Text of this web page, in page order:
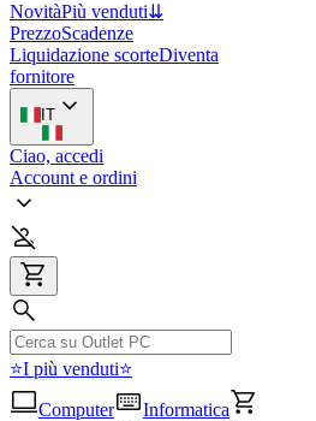
NovitàPiù venduti⇊
PrezzoScadenze
Liquidazione scorteDiventa
fornitore
IT
Ciao, accedi
Account e ordini
⭐I più venduti⭐
Computer
Informatica